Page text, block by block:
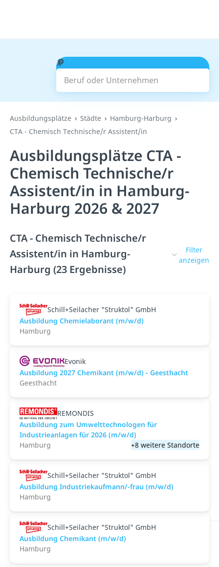
Beruf oder Unternehmen
Suchen
Ausbildungsplätze Städte
Hamburg-Harburg
CTA - Chemisch Technische/r Assistent/in
Ausbildungsplätze CTA -
Chemisch Technische/r
Assistent/in in Hamburg-
Harburg 2026 & 2027
CTA - Chemisch Technische/r
Assistent/in in Hamburg-
Harburg (23 Ergebnisse)
Filter
anzeigen
Schill+Seilacher "Struktol" GmbH
Ausbildung Chemielaborant (m/w/d)
Hamburg
Evonik
Ausbildung 2027 Chemikant (m/w/d) - Geesthacht
Geesthacht
REMONDIS
Ausbildung zum Umwelttechnologen für
Industrieanlagen für 2026 (m/w/d)
Hamburg
+8 weitere Standorte
Schill+Seilacher "Struktol" GmbH
Ausbildung Industriekaufmann/-frau (m/w/d)
Hamburg
Schill+Seilacher "Struktol" GmbH
Ausbildung Chemikant (m/w/d)
Hamburg